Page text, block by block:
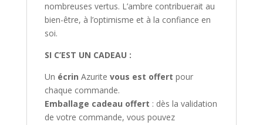
nombreuses vertus. L’ambre contribuerait au
bien-être, à l’optimisme et à la confiance en
soi.
SI C’EST UN CADEAU :
Un écrin Azurite vous est offert pour
chaque commande.
Emballage cadeau offert : dès la validation
de votre commande, vous pouvez